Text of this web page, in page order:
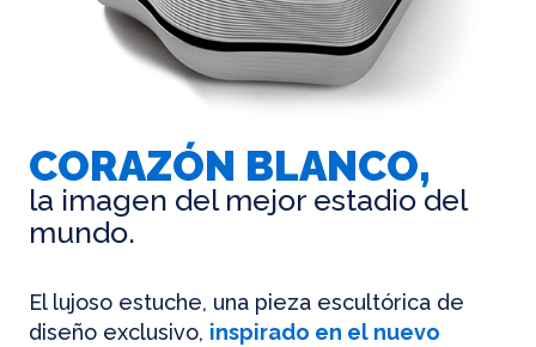
CORAZÓN BLANCO,
la imagen del mejor estadio del
mundo.
El lujoso estuche, una pieza escultórica de
diseño exclusivo, inspirado en el nuevo